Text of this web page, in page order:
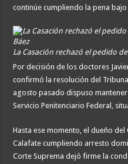
continúe cumpliendo la pena
La Casación rechazó el pedido
Por decisión de los doctores
confirmó la resolución del
agosto pasado dispuso mantener
Servicio Penitenciario Federal,
Hasta ese momento, el dueño del
Calafate cumpliendo arresto
Corte Suprema dejó firme la